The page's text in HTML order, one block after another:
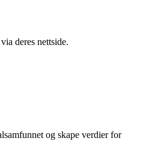
deres nettside.
og skape verdier for